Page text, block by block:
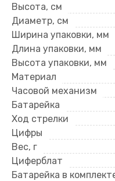
Высота, см
Диаметр, см
Ширина упаковки, мм
Длина упаковки, мм
Высота упаковки, мм
Материал
Часовой механизм
Батарейка
Ход стрелки
Цифры
Вес, г
Циферблат
Батарейка в